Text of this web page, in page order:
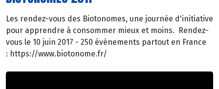
Les rendez-vous des Biotonomes, une journée d'initiative
pour apprendre à consommer mieux et moins. Rendez-
vous le 10 juin 2017 - 250 événements partout en France
: https://www.biotonome.fr/